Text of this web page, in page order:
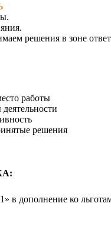
решения в зоне
работы
деятельности
решения
в дополнение ко